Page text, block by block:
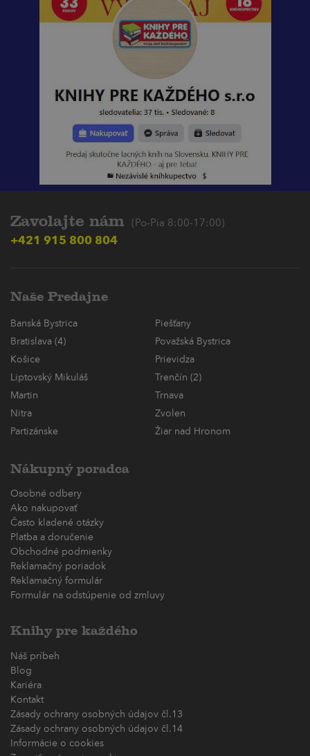
Zavolajte nám (Po-Pia 8:00-17:00)
+421 915 800 804
Naše Predajne
Banská Bystrica
Piešťany
Bratislava (4)
Považská Bystrica
Košice
Prievidza
Liptovský Mikuláš
Trenčín (2)
Martin
Trnava
Nitra
Zvolen
Partizánske
Žiar nad Hronom
Nákupný poradca
Osobné odbery
Ako nakupovať
Často kladené otázky
Platba a doručenie
Obchodné podmienky
Reklamačný poriadok
Reklamačný formulár
Formulár na odstúpenie od zmluvy
Knihy pre každého
Náš príbeh
Blog
Kariéra
Kontakt
Zásady ochrany osobných údajov čl.13
Zásady ochrany osobných údajov čl.14
Informácie o cookies